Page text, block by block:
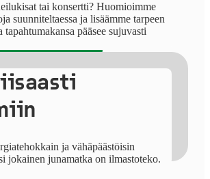
tai konsertti? Huomioimme
suunniteltaessa ja lisäämme tarpeen
pääsee sujuvasti
ja vähäpäästöisin
jokainen junamatka on ilmastoteko.